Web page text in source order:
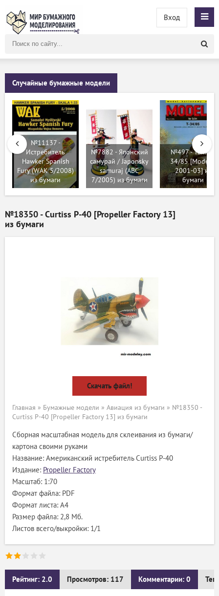
сайту
Вход
Случайные бумажные модели
№11137 -
Истребитель
Hawker Spanish
Fury (WAK 5/2008)
из бумаги
№7882 - Японский
самурай / Japonsky
samuraj (ABC
7/2005) из бумаги
№497 - Tank T-
34/85 [Modelik
2001-03] из
бумаги
№18350 - Curtiss P-40 [Propeller Factory 13]
из бумаги
Скачать файл!
Главная » Бумажные модели » Авиация из бумаги » №18350 -
Curtiss P-40 [Propeller Factory 13] из бумаги
Сборная масштабная модель для склеивания из бумаги/
картона своими руками
Название: Американский истребитель Curtiss P-40
Издание: Propeller Factory
Масштаб: 1:70
Формат файла: PDF
Формат листа: А4
Размер файла: 2,8 Мб.
Листов всего/выкройки: 1/1
Рейтинг: 2.0 Просмотров: 117 Комментарии: 0